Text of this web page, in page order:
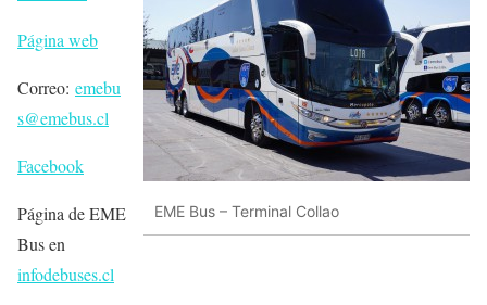
EME Bus – Terminal Collao
Página web
Correo: emebu
s@emebus.cl
Facebook
Página de EME
Bus en
infodebuses.cl